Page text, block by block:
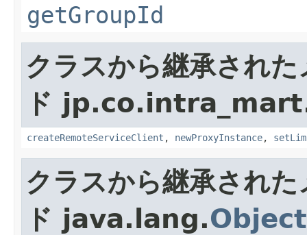
getGroupId
クラスから継承された
ド
createRemoteServiceClient , newProxyInstance,
クラスから継承された
ド java.lang.Object